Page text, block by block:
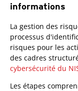
informations
La gestion des
processus
risques pour les
des cadres
cybersécurité du
Les étapes